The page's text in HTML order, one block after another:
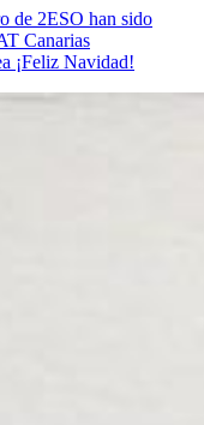
de 2ESO han sido
Canarias
¡Feliz Navidad!